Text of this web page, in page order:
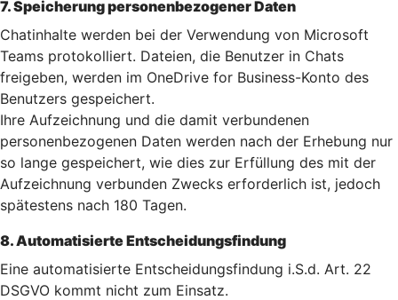
7. Speicherung personenbezogener Daten
Chatinhalte werden bei der Verwendung von Microsoft
Teams protokolliert. Dateien, die Benutzer in Chats
freigeben, werden im OneDrive for Business-Konto des
Benutzers gespeichert.
Ihre Aufzeichnung und die damit verbundenen
personenbezogenen Daten werden nach der Erhebung nur
so lange gespeichert, wie dies zur Erfüllung des mit der
Aufzeichnung verbunden Zwecks erforderlich ist, jedoch
spätestens nach 180 Tagen.
8. Automatisierte Entscheidungsfindung
Eine automatisierte Entscheidungsfindung i.S.d. Art. 22
DSGVO kommt nicht zum Einsatz.